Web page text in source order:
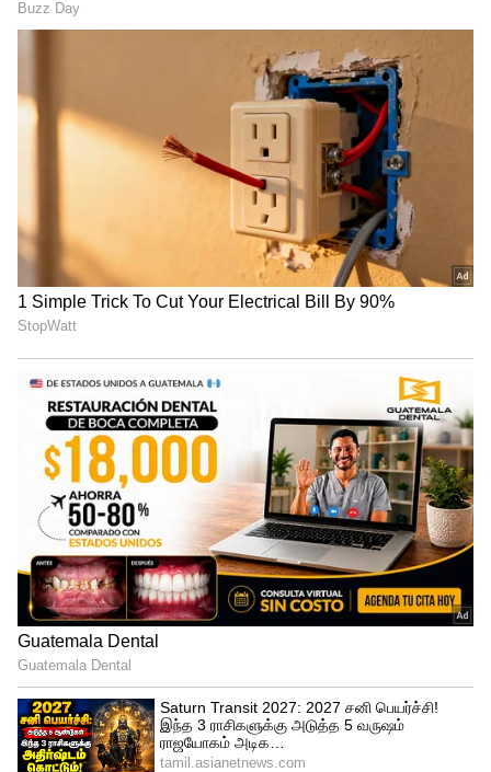
Asianet News
பாதுகாப்பு அம்சங்கள் அப்டேட்
சிம் ஸ்வாப், ஃபிஷிங் போன்ற டிஜிட்டல்
மோசடிகள் அதிகரித்து கொண்டே உள்ளது.
இதைத் தடுக்க, ஏப்ரல் 2026 முதல்
பாதுகாப்பு அம்சங்கள் அப்டேட்
செய்யப்படுகிறது. பெரிய மற்றும் அதிக
மதிப்புள்ள டிரான்சாக்‌ஷன்களுக்கு, வெறும்
SMS OTP-ஐ மட்டும் நம்பாம; பயோமெட்ரிக்
ஆதென்டிகேஷன், ஃபேஸ் ஐடி, ஆப்-
அடிப்படையிலான அப்ரூவல் டோக்கன்